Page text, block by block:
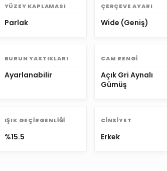
YÜZEY KAPLAMASI
Parlak
ÇERÇEVE AYARI
Wide (Geniş)
BURUN YASTIKLARI
Ayarlanabilir
CAM RENGI
Açık Gri Aynalı
Gümüş
IŞIK GEÇIRGENLIĞI
%15.5
CINSIYET
Erkek